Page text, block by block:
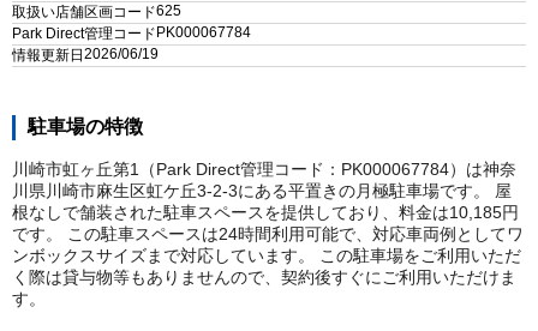
取扱い店舗区画コード625
Park Direct管理コードPK000067784
情報更新日2026/06/19
駐車場の特徴
川崎市虹ヶ丘第1（Park Direct管理コード：PK000067784）は神奈
川県川崎市麻生区虹ケ丘3-2-3にある平置きの月極駐車場です。 屋
根なしで舗装された駐車スペースを提供しており、料金は10,185円
です。 この駐車スペースは24時間利用可能で、対応車両例としてワ
ンボックスサイズまで対応しています。 この駐車場をご利用いただ
く際は貸与物等もありませんので、契約後すぐにご利用いただけま
す。